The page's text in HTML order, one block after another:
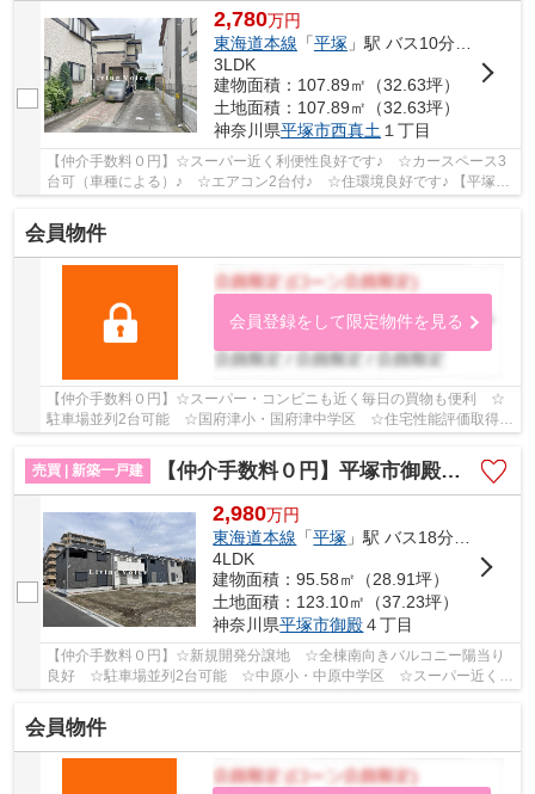
2,780万円
東海道本線 「平塚」駅 バス10分 「南真土」 停歩5分
3LDK
建物面積：107.89㎡（32.63坪）
土地面積：107.89㎡（32.63坪）
神奈川県平塚市西真土１丁目
【仲介手数料０円】☆スーパー近く利便性良好です♪ ☆カースペース3
台可（車種による）♪ ☆エアコン2台付♪ ☆住環境良好です♪ 【平塚市
会員物件
会員登録をして限定物件を見る
【仲介手数料０円】☆スーパー・コンビニも近く毎日の買物も便利 ☆
駐車場並列2台可能 ☆国府津小・国府津中学区 ☆住宅性能評価取得物
売買 | 新築一戸建
【仲介手数料０円】平塚市御殿第18 新築一戸建て 全8棟
2,980万円
東海道本線 「平塚 」駅 バス18分 「大縄橋」 停歩5分
4LDK
建物面積：95.58㎡（28.91坪）
土地面積：123.10㎡（37.23坪）
神奈川県平塚市御殿４丁目
【仲介手数料０円】☆新規開発分譲地 ☆全棟南向きバルコニー陽当り
良好 ☆駐車場並列2台可能 ☆中原小・中原中学区 ☆スーパー近く利
会員物件